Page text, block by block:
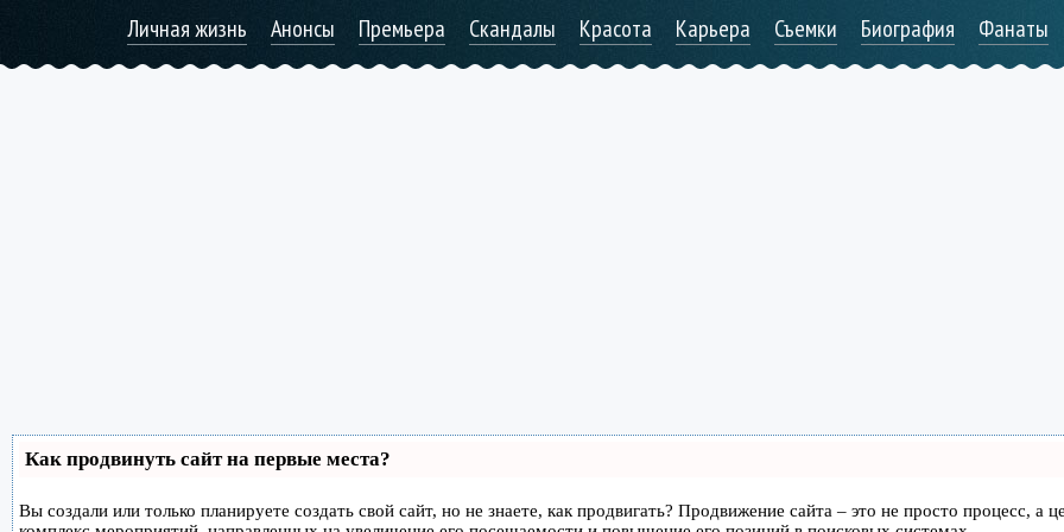
Личная жизнь Анонсы Премьера Скандалы Красота Карьера Съемки Биография Фанаты
Как продвинуть сайт на первые места?
Вы создали или только планируете создать свой сайт, но не знаете, как продвигать? Продвижение сайта – это не просто процесс, а